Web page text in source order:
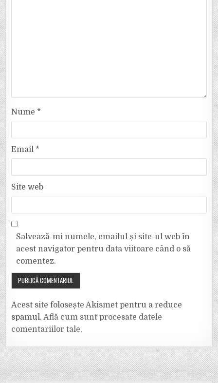
Nume *
Email *
Site web
Salvează-mi numele, emailul și site-ul web în
acest navigator pentru data viitoare când o să
comentez.
Acest site folosește Akismet pentru a reduce
spamul.Află cum sunt procesate datele
comentariilor tale.